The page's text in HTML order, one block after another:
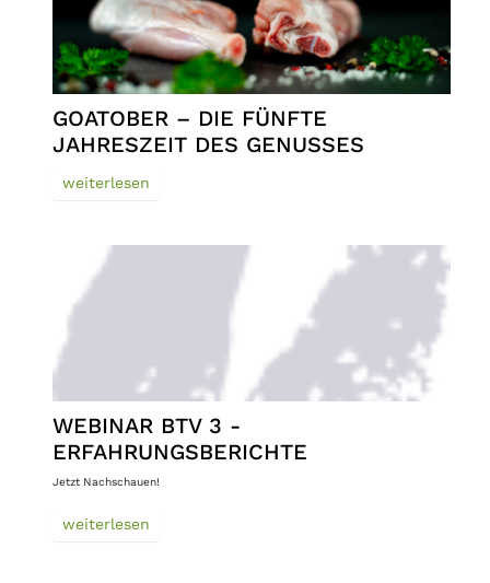
GOATOBER – DIE FÜNFTE
JAHRESZEIT DES GENUSSES
weiterlesen
WEBINAR BTV 3 -
ERFAHRUNGSBERICHTE
Jetzt Nachschauen!
weiterlesen